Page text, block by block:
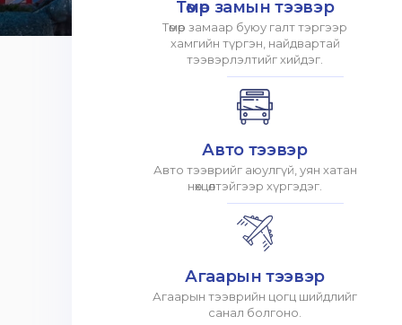
Төмөр замын тээвэр
Төмөр замаар буюу галт тэргээр
хамгийн түргэн, найдвартай
тээвэрлэлтийг хийдэг.
Авто тээвэр
Авто тээврийг аюулгүй, уян хатан
нөхцөлтэйгээр хүргэдэг.
Агаарын тээвэр
Агаарын тээврийн цогц шийдлийг
санал болгоно.